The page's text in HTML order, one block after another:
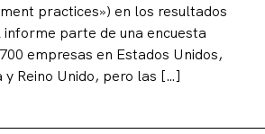
practices») en los resultados
parte de una encuesta
empresas en Estados Unidos,
y Reino Unido, pero las […]